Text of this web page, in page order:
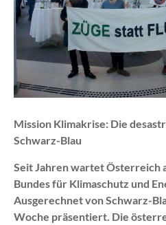
Mission Klimakrise: Die
Schwarz-Blau
Seit Jahren wartet Österreich
Bundes für Klimaschutz und
Ausgerechnet von Schwarz-
Woche präsentiert. Die